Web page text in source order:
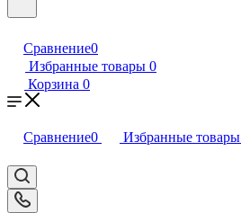
Сравнение0
Избранные товары 0
Корзина 0
Сравнение0 Избранные товары